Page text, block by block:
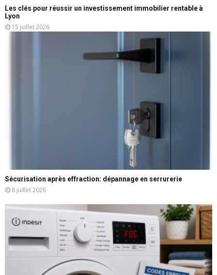
Les clés pour réussir un investissement immobilier rentable à
Lyon
15 juillet 2026
Sécurisation après effraction: dépannage en serrurerie
8 juillet 2026